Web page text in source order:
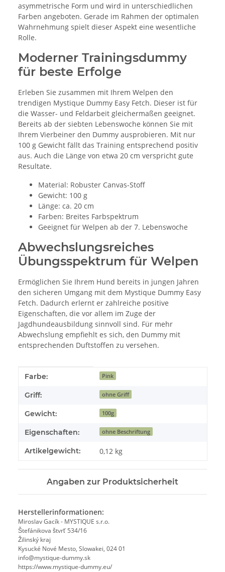
asymmetrische Form und wird in unterschiedlichen
Farben angeboten. Gerade im Rahmen der optimalen
Wahrnehmung spielt dieser Aspekt eine wesentliche
Rolle.
Moderner Trainingsdummy
für beste Erfolge
Erleben Sie zusammen mit Ihrem Welpen den
trendigen Mystique Dummy Easy Fetch. Dieser ist für
die Wasser- und Feldarbeit gleichermaßen geeignet.
Bereits ab der siebten Lebenswoche können Sie mit
Ihrem Vierbeiner den Dummy ausprobieren. Mit nur
100 g Gewicht fällt das Training entsprechend positiv
aus. Auch die Länge von etwa 20 cm verspricht gute
Resultate.
Material: Robuster Canvas-Stoff
Gewicht: 100 g
Länge: ca. 20 cm
Farben: Breites Farbspektrum
Geeignet für Welpen ab der 7. Lebenswoche
Abwechslungsreiches
Übungsspektrum für Welpen
Ermöglichen Sie Ihrem Hund bereits in jungen Jahren
den sicheren Umgang mit dem Mystique Dummy Easy
Fetch. Dadurch erlernt er zahlreiche positive
Eigenschaften, die vor allem im Zuge der
Jagdhundeausbildung sinnvoll sind. Für mehr
Abwechslung empfiehlt es sich, den Dummy mit
entsprechenden Duftstoffen zu versehen.
Produkteigenschaft
Wert
Farbe: Pink
Griff: ohne Griff
Gewicht: 100g
Eigenschaften: ohne Beschriftung
Artikelgewicht: 0,12 kg
Angaben zur Produktsicherheit
Herstellerinformationen:
Miroslav Gacík - MYSTIQUE s.r.o.
Štefánikova štvrť 534/16
Žilinský kraj
Kysucké Nové Mesto, Slowakei, 024 01
info@mystique-dummy.sk
https://www.mystique-dummy.eu/